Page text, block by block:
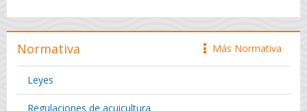
icono
Más Normativa
Normativa
Leyes
Regulaciones de acuicultura